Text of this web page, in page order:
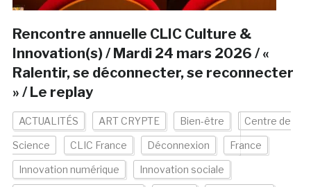
Rencontre annuelle CLIC Culture &
Innovation(s) / Mardi 24 mars 2026 / «
Ralentir, se déconnecter, se reconnecter
» / Le replay
ACTUALITÉS ART CRYPTE Bien-être Centre de
Science CLIC France Déconnexion France
Innovation numérique Innovation sociale